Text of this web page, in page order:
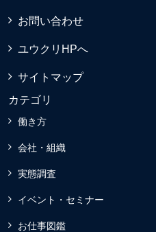
お問い合わせ
ユウクリHPへ
サイトマップ
カテゴリ
働き方
会社・組織
実態調査
イベント・セミナー
お仕事図鑑